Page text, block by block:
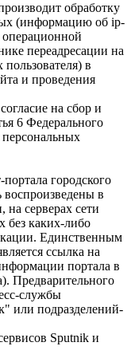
обработку
(информацию об ip-
переадресации на
в
и проведения
на сбор и
6 Федерального
городского
в
серверах сети
без каких-либо
Единственным
ссылка на
портала в
Предварительного
службы
или подразделений-
Sputnik и